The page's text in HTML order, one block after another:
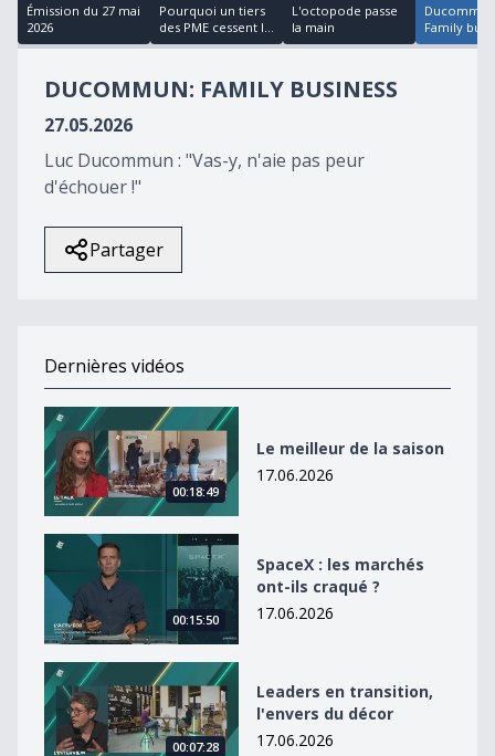
40
minutes,
22
Émission du 27 mai
2026
Pourquoi un tiers
des PME cessent l...
L'octopode passe
la main
Family
DUCOMMUN: FAMILY BUSINESS
27.05.2026
Luc Ducommun : "Vas-y, n'aie pas peur
d'échouer !"
Partager
Dernières vidéos
Le meilleur de la saison
00:18:49
Le meilleur de la saison
17.06.2026
SpaceX : les marchés ont-ils craqué ?
00:15:50
SpaceX : les marchés
ont-ils craqué ?
17.06.2026
Leaders en transition, l&#039;envers du décor
00:07:28
Leaders en transition,
l'envers du décor
17.06.2026